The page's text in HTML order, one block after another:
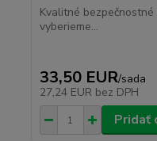
Kvalitné
vyberieme...
33,50 EUR/sada
27,24 EUR bez DPH
Pridať